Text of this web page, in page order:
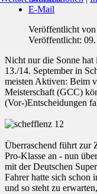
E-Mail
Veröffentlicht von
Veröffentlicht:
Nicht nur die Sonne hat
13./14. September in
meisten Aktiven: Beim
Meisterschaft (GCC)
(Vor-)Entscheidungen
Überraschend führt zur
Pro-Klasse an - nun
mit der Deutschen
Fahrer hatte sich schon
und so steht zu